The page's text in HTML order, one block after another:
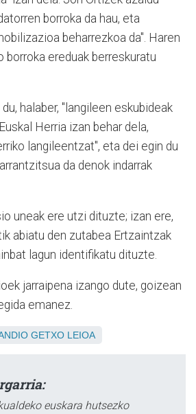
borroka da hau, eta
beharrezkoa da". Haren
borroka ereduak berreskuratu
halaber, "langileen eskubideak
Herria izan behar dela,
langileentzat", eta dei egin du
da denok indarrak
uneak ere utzi dituzte; izan ere,
abiatu den zutabea Ertzaintzak
lagun identifikatu dituzte.
jarraipena izango dute, goizean
emanez.
GETXO LEIOA
euskara hutsezko